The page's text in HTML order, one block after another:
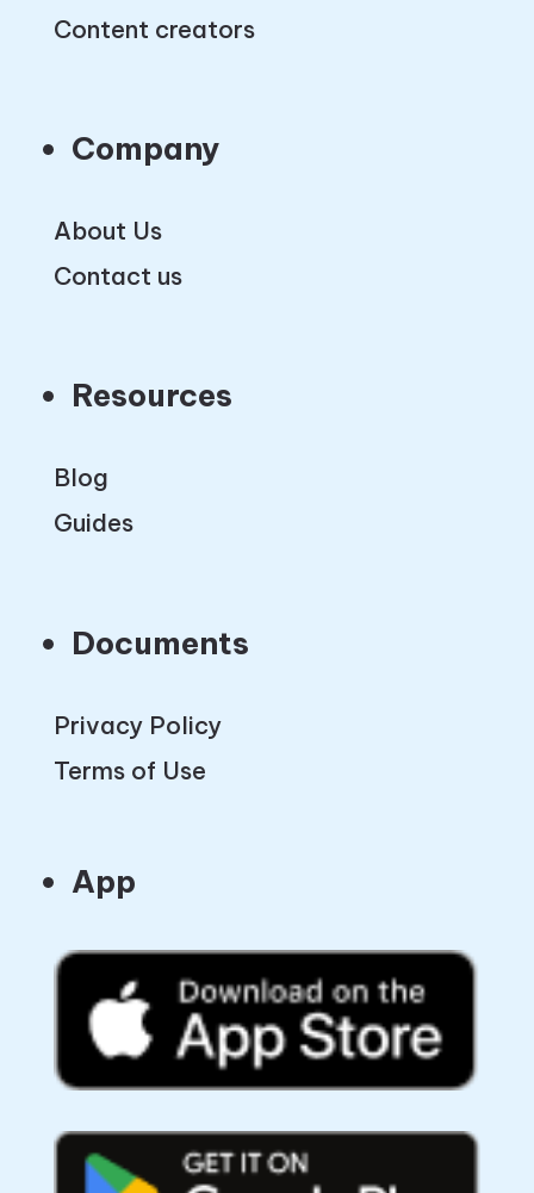
Content creators
Company
About Us
Contact us
Resources
Blog
Guides
Documents
Privacy Policy
Terms of Use
App